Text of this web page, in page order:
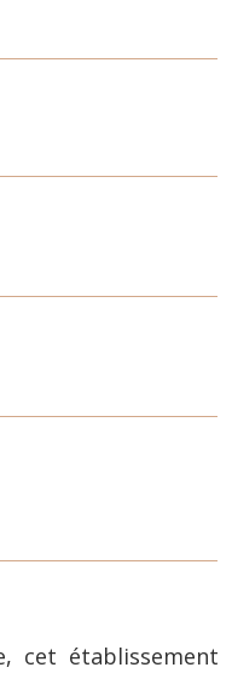
cet établissement